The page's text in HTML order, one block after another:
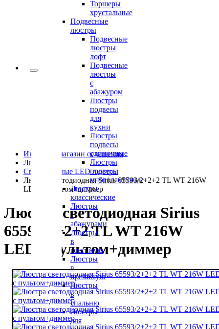
Торшеры
хрустальные
Подвесные
люстры
Подвесные
люстры
лофт
Подвесные
люстры
с
абажуром
Люстры
подвесы
для
кухни
Люстры
подвесы
одиночные
Люстры
подвесы
многоламповые
Люстры
классические
Люстры
с
абажурами
Люстры
в
гостиную
Люстры
в
прихожую
Люстры
в
спальню
Люстры
для
Интернет-магазин освещения
Люстры
Светодиодные LED люстры
Люстра светодиодная Sirius 65593/2+2+2 TL WT 216W
LED с пультом+диммер
Люстра светодиодная Sirius
65593/2+2+2 TL WT 216W
LED с пультом+диммер